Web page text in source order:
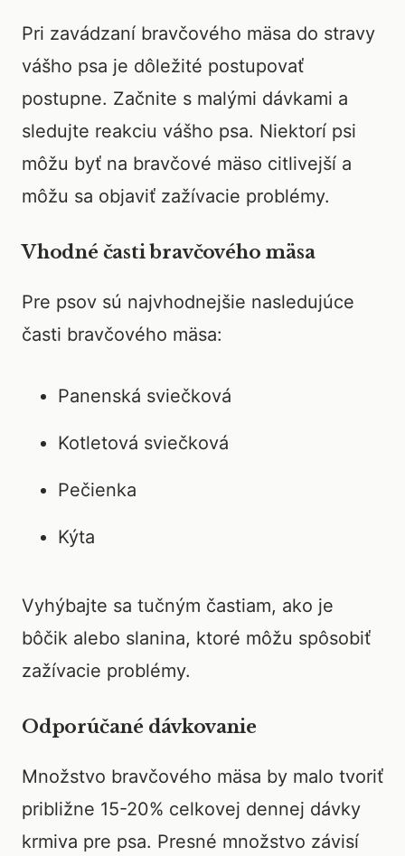
Pri zavádzaní bravčového mäsa do stravy
vášho psa je dôležité postupovať
postupne. Začnite s malými dávkami a
sledujte reakciu vášho psa. Niektorí psi
môžu byť na bravčové mäso citlivejší a
môžu sa objaviť zažívacie problémy.
Vhodné časti bravčového mäsa
Pre psov sú najvhodnejšie nasledujúce
časti bravčového mäsa:
Panenská sviečková
Kotletová sviečková
Pečienka
Kýta
Vyhýbajte sa tučným častiam, ako je
bôčik alebo slanina, ktoré môžu spôsobiť
zažívacie problémy.
Odporúčané dávkovanie
Množstvo bravčového mäsa by malo tvoriť
približne 15-20% celkovej dennej dávky
krmiva pre psa. Presné množstvo závisí